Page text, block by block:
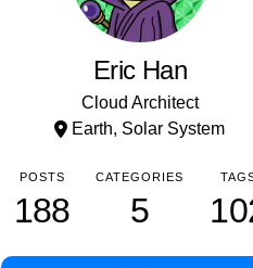
Eric Han
Cloud Architect
Earth, Solar System
POSTS
188
CATEGORIES
5